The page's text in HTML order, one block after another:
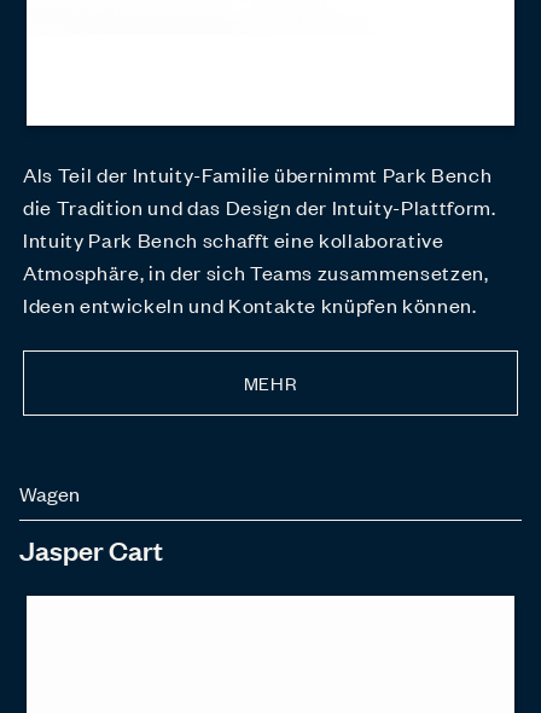
Als Teil der Intuity-Familie übernimmt Park Bench
die Tradition und das Design der Intuity-Plattform.
Intuity Park Bench schafft eine kollaborative
Atmosphäre, in der sich Teams zusammensetzen,
Ideen entwickeln und Kontakte knüpfen können.
MEHR
Wagen
Jasper Cart